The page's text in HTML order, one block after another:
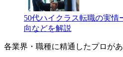
50代ハイクラス転職の実
向などを解説
各業界・職種に精通したプロが